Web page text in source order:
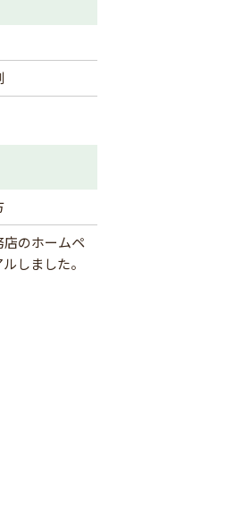
のホームペ
しました。